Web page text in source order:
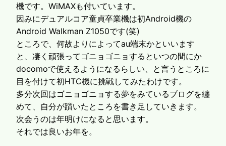
機です。WiMAXも付いています。
因みにデュアルコア童貞卒業機は初Android機の
Android Walkman Z1050です(笑)
ところで、何故よりによってau端末かといいます
と、凄く頑張ってゴニョゴニョするといつの間にか
docomoで使えるようになるらしい、と言うところに
目を付けて初HTC機に挑戦してみたわけです。
多分次回はゴニョゴニョする夢をみているブログを纏
めて、自分が躓いたところを書き足していきます。
次会うのは年明けになると思います。
それでは良いお年を。